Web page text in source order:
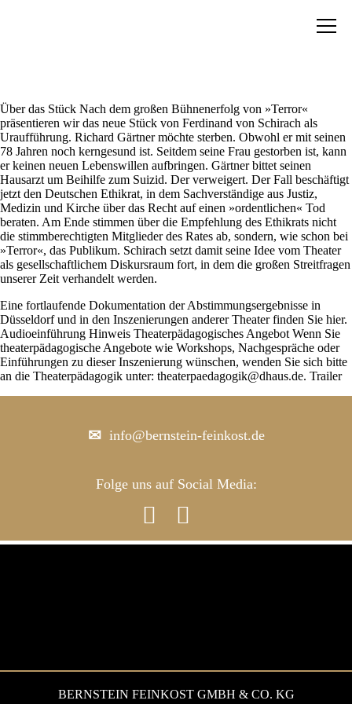
Über das Stück Nach dem großen Bühnenerfolg von »Terror«
präsentieren wir das neue Stück von Ferdinand von Schirach als
Uraufführung. Richard Gärtner möchte sterben. Obwohl er mit seinen
78 Jahren noch kerngesund ist. Seitdem seine Frau gestorben ist, kann
er keinen neuen Lebenswillen aufbringen. Gärtner bittet seinen
Hausarzt um Beihilfe zum Suizid. Der verweigert. Der Fall beschäftigt
jetzt den Deutschen Ethikrat, in dem Sachverständige aus Justiz,
Medizin und Kirche über das Recht auf einen »ordentlichen« Tod
beraten. Am Ende stimmen über die Empfehlung des Ethikrats nicht
die stimmberechtigten Mitglieder des Rates ab, sondern, wie schon bei
»Terror«, das Publikum. Schirach setzt damit seine Idee vom Theater
als gesellschaftlichem Diskursraum fort, in dem die großen Streitfragen
unserer Zeit verhandelt werden.
Eine fortlaufende Dokumentation der Abstimmungsergebnisse in
Düsseldorf und in den Inszenierungen anderer Theater finden Sie hier.
Audioeinführung Hinweis Theaterpädagogisches Angebot Wenn Sie
theaterpädagogische Angebote wie Workshops, Nachgespräche oder
Einführungen zu dieser Inszenierung wünschen, wenden Sie sich bitte
an die Theaterpädagogik unter: theaterpaedagogik@dhaus.de. Trailer
info@bernstein-feinkost.de
Folge uns auf Social Media:
 
BERNSTEIN FEINKOST GMBH & CO. KG